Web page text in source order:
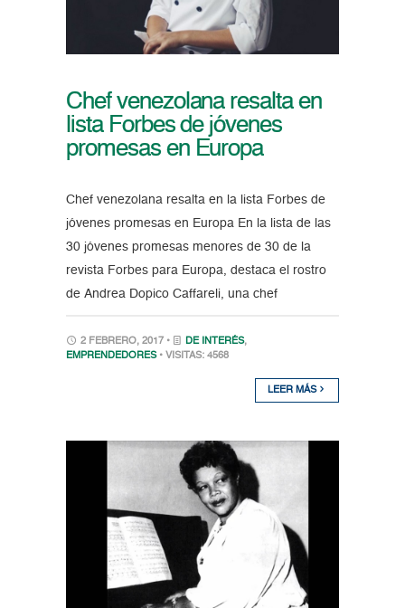
Chef venezolana resalta en
lista Forbes de jóvenes
promesas en Europa
Chef venezolana resalta en la lista Forbes de
jóvenes promesas en Europa En la lista de las
30 jóvenes promesas menores de 30 de la
revista Forbes para Europa, destaca el rostro
de Andrea Dopico Caffareli, una chef
2 FEBRERO, 2017 • DE INTERÉS,
EMPRENDEDORES • VISITAS: 4568
LEER MÁS